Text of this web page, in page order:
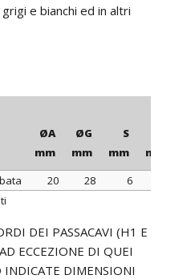
e bianchi ed in altri
ØA
mm
ØG
mm
S
mm
mm
20 28 6
DEI PASSACAVI (H1 E
ECCEZIONE DI QUEI
INDICATE DIMENSIONI